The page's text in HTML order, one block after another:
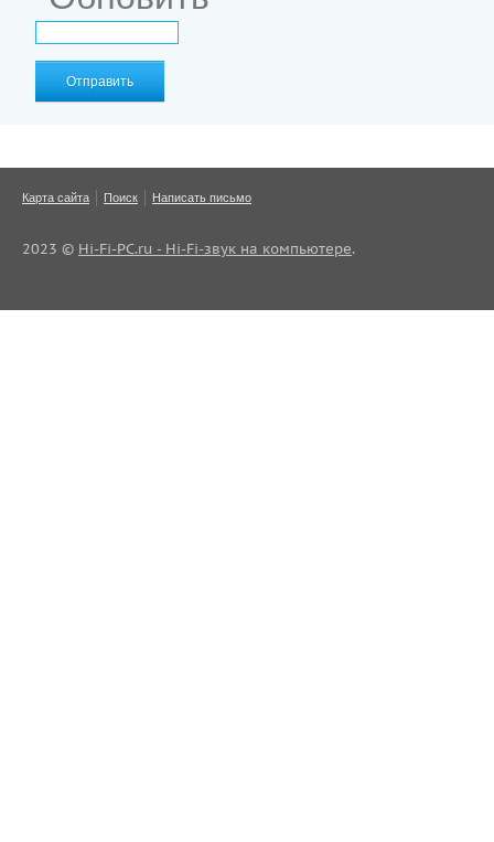
Отправить
Карта сайта Поиск Написать письмо
2023 © Hi-Fi-PC.ru - Hi-Fi-звук на компьютере.